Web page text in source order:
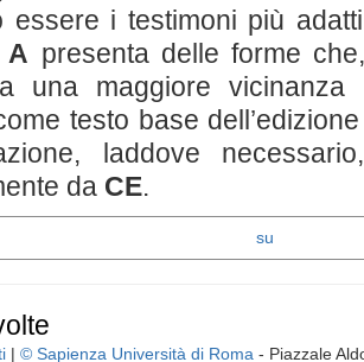
essere i testimoni più
A presenta delle forme
una maggiore vicinanza
testo base
laddove
da CE.
su
| © Sapienza Università di Roma - Piazzale